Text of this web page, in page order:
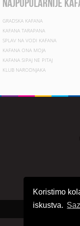
Koristimo
iskustva.
najpopularnije
GRADSKA KAFANA
KAFANA TARAPANA
SPLAV NA VODI KAFANA
KAFANA ONA MOJA
KAFANA SIPAJ NE PITAJ
KLUB NARODNJAKA
Sva prava